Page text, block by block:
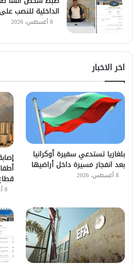
الداخلية للنصب
8 أغسطس، 2026
اخر الاخبار
بلغاريا تستدعي سفيرة أوكرانيا
بعد انفجار مسيرة داخل أراضيها
8 أغسطس، 2026
8 أغسطس، 2026